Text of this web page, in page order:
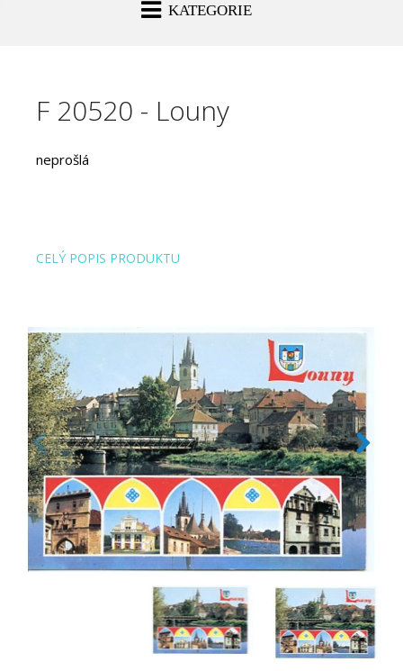
KATEGORIE
F 20520 - Louny
neprošlá
CELÝ POPIS PRODUKTU